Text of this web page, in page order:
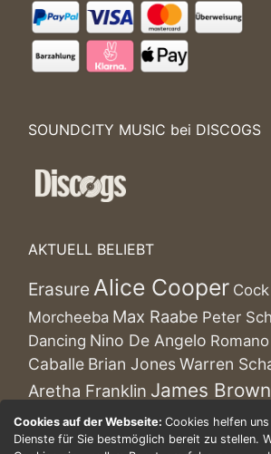
Cookies auf der Webseite:Cookies helfen
Dienste für Sie bestmöglich bereit zu stellen.
SOUNDCITY MUSIC bei DISCOGS
AKTUELL BELIEBT
ErasureAlice Cooper
Morcheeba Max Raabe Peter
Dancing Nino De Angelo Romano
Caballe Brian JonesWarren
Aretha Franklin James Brown
Poster Frauenmusik Naked